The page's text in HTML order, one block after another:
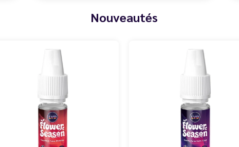
Nouveautés